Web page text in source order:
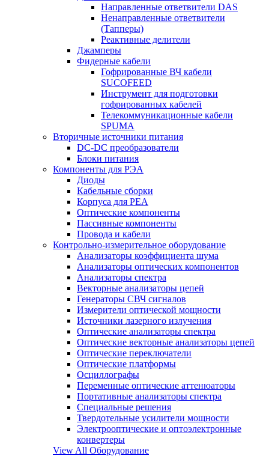
Направленные ответвители DAS
Ненаправленные ответвители
(Тапперы)
Реактивные делители
Джамперы
Фидерные кабели
Гофрированные ВЧ кабели
SUCOFEED
Инструмент для подготовки
гофрированных кабелей
Телекоммуникационные кабели
SPUMA
Вторичные источники питания
DC-DC преобразователи
Блоки питания
Компоненты для РЭА
Диоды
Кабельные сборки
Корпуса для РЕА
Оптические компоненты
Пассивные компоненты
Провода и кабели
Контрольно-измерительное оборудование
Анализаторы коэффициента шума
Анализаторы оптических компонентов
Анализаторы спектра
Векторные анализаторы цепей
Генераторы СВЧ сигналов
Измерители оптической мощности
Источники лазерного излучения
Оптические анализаторы спектра
Оптические векторные анализаторы цепей
Оптические переключатели
Оптические платформы
Осциллографы
Переменные оптические аттенюаторы
Портативные анализаторы спектра
Специальные решения
Твердотельные усилители мощности
Электрооптические и оптоэлектронные
конвертеры
View All Оборудование